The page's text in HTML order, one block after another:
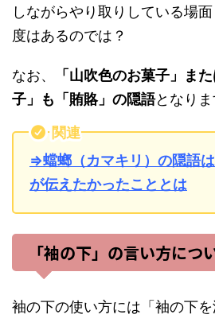
しながらやり取りしている場
度はあるのでは？
なお、
「山吹色のお菓子」ま
子」も「賄賂」の隠語となりま
関連
⇒蟷螂（カマキリ）の隠語
が伝えたかったこととは
「袖の下」の言い方につ
袖の下の使い方には「袖の下を